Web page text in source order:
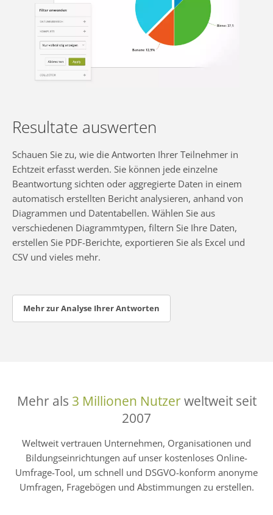
Resultate auswerten
Schauen Sie zu, wie die Antworten Ihrer Teilnehmer in
Echtzeit erfasst werden. Sie können jede einzelne
Beantwortung sichten oder aggregierte Daten in einem
automatisch erstellten Bericht analysieren, anhand von
Diagrammen und Datentabellen. Wählen Sie aus
verschiedenen Diagrammtypen, filtern Sie Ihre Daten,
erstellen Sie PDF-Berichte, exportieren Sie als Excel und
CSV und vieles mehr.
Mehr zur Analyse Ihrer Antworten
Mehr als 3 Millionen Nutzerweltweit seit
2007
Weltweit vertrauen Unternehmen, Organisationen und
Bildungseinrichtungen auf unser kostenloses Online-
Umfrage-Tool, um schnell und DSGVO-konform anonyme
Umfragen, Fragebögen und Abstimmungen zu erstellen.